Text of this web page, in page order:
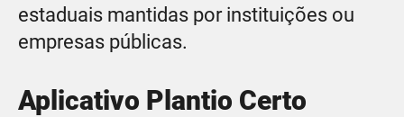
estaduais mantidas por instituições ou
empresas públicas.
Aplicativo Plantio Certo